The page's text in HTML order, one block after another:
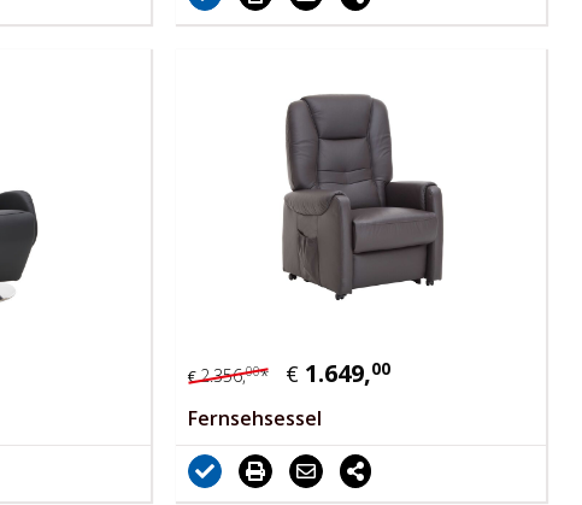
€2.356,00* € 1.649,00
Fernsehsessel